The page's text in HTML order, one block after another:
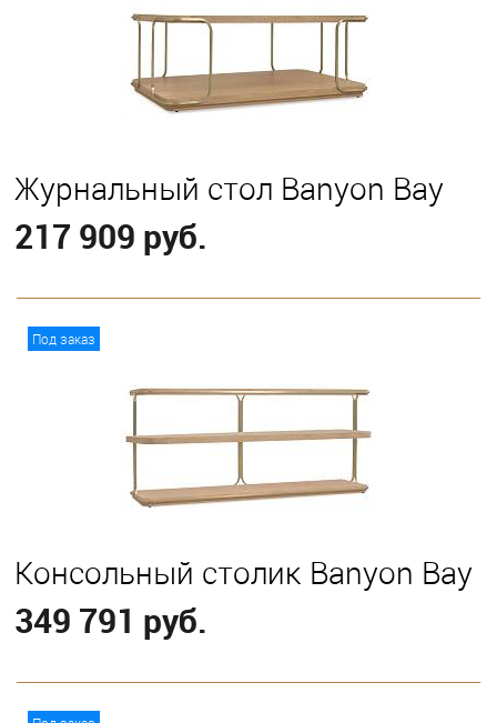
Журнальный стол Banyon Bay
217 909 руб.
Под заказ
Консольный столик Banyon Bay
349 791 руб.